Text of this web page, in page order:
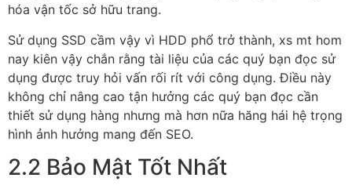
hóa vận tốc sở hữu trang.
Sử dụng SSD cầm vậy vì HDD phổ trở thành, xs mt hom
nay kiên vậy chắn rằng tài liệu của các quý bạn đọc sử
dụng được truy hỏi vấn rối rít với công dụng. Điều này
không chỉ nâng cao tận hưởng các quý bạn đọc cần
thiết sử dụng hàng nhưng mà hơn nữa hăng hái hệ trọng
hình ảnh hưởng mang đến SEO.
2.2 Bảo Mật Tốt Nhất